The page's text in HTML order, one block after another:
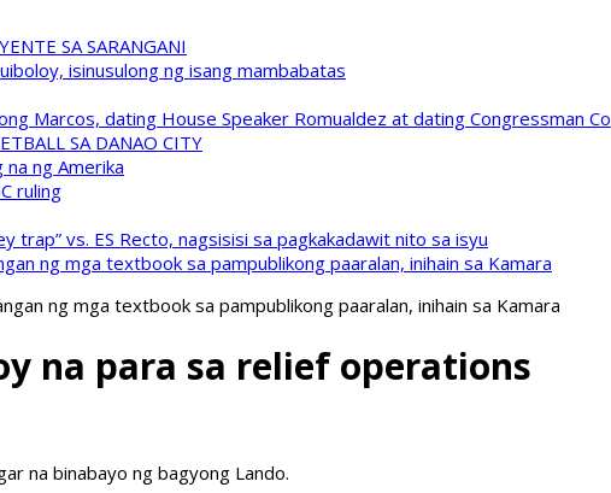
SA SARANGANI
isinusulong ng isang mambabatas
Marcos, dating House Speaker Romualdez at dating Congressman Co
SA DANAO CITY
ng Amerika
ruling
trap” vs. ES Recto, nagsisisi sa pagkakadawit nito sa isyu
ng mga textbook sa pampublikong paaralan, inihain sa Kamara
ng mga textbook sa pampublikong paaralan, inihain sa Kamara
na para sa relief operations
na binabayo ng bagyong Lando.